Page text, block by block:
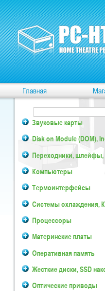
Главная
Звуковые карты
Disk on Module (DOM),
Переходники, шлейфы,
Компьютеры
Термоинтерфейсы
Системы охлаждения,
Процессоры
Материнские платы
Оперативная память
Жесткие диски, SSD
Оптические приводы